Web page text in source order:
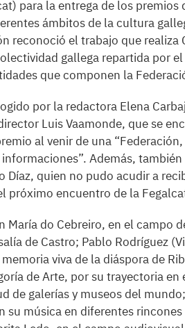
para la entrega de los premios
ámbitos de la cultura
reconoció el trabajo que realiza
gallega repartida por
que componen la
por la redactora Elena
Luis Vaamonde, que se
al venir de una
Además,
Díaz, quien no pudo acudir a
próximo encuentro de la
María do Cebreiro, en el campo
de Castro; Pablo Rodríguez
viva de la diáspora de
de Arte, por su trayectoria
de galerías y museos del
su música en diferentes